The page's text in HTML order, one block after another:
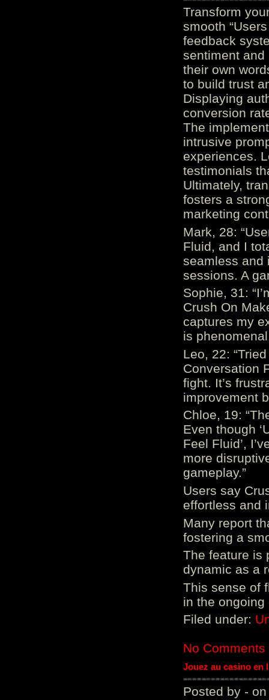
Transform
smooth
feedback
sentiment and
their own
to build trust
Displaying
conversion
The
intrusive
experiences.
testimonials
Ultimately,
fosters a
marketing
Mark, 28:
Fluid, and I
seamless and
sessions. A
Sophie, 31:
Crush On
captures my
is
Leo, 22:
Conversation
fight. It’s
improvement
Chloe, 19:
Even though
Feel Fluid’,
more
gameplay.”
Users say
effortless and
Many report
fostering a
The feature is
dynamic as a
This sense of
in the ongoing
Filed under:
No Comments
Jouez au casino en
Posted by - on